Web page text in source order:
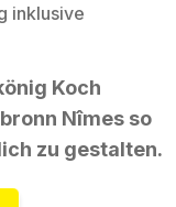
inklusive
Koch
Nîmes so
zu gestalten.